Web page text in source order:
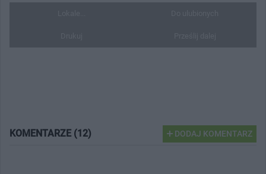
KOMENTARZE (12) DODAJ KOMENTARZ